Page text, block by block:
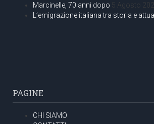
Marcinelle, 70 anni dopo 5 Agosto
L’emigrazione italiana tra storia e
PAGINE
CHI SIAMO